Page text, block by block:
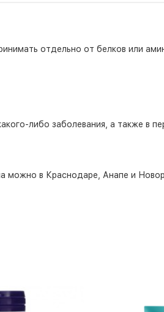
отдельно от белков или
либо заболевания, а также в
можно в Краснодаре, Анапе и